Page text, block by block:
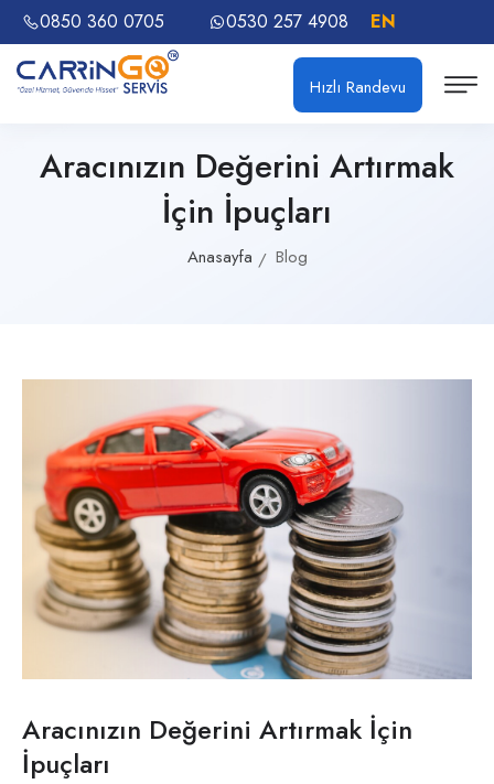
0850 360 0705 0530 257 4908 EN
Hızlı Randevu
Aracınızın Değerini Artırmak
İçin İpuçları
Anasayfa Blog
Aracınızın Değerini Artırmak İçin
İpuçları